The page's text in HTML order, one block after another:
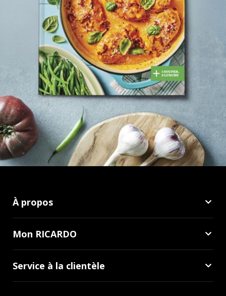
À propos
Mon RICARDO
Service à la clientèle